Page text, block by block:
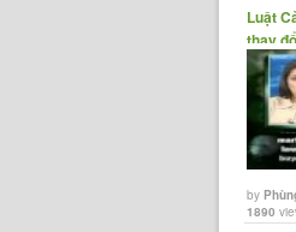
Luật
thay
by
1890